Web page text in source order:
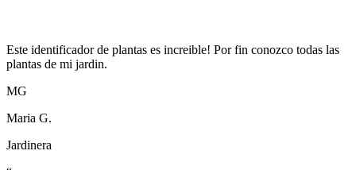
Este identificador de plantas es increible! Por fin conozco todas las
plantas de mi jardin.
MG
Maria G.
Jardinera